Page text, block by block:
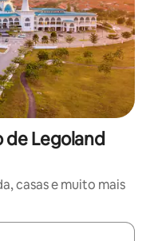
de Legoland
casas e muito mais